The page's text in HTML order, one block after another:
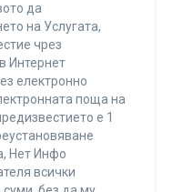
да
на Услугата,
чрез
Интернет
електронно
поща на
е 1
Нет Инфо
всички